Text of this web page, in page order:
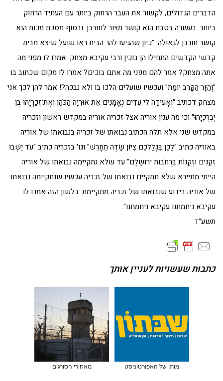
הדברים הגדולים, לקשור את העבר הרחוק ביותר עם העתיד הרחוק
ביותר. בעשרה בטבת הוא קושר מצור לחורבן. ובסוף מסכת מכות הוא
קושר חורבן לגאולה: "כיון שהגיעו להר הבית ראו שועל שיצא מבית
קדשי הקדשים התחילו הן בוכין ורבי עקיבא מצחק. אמרו לו מפני מה
אתה מצחק? אמר להם מפני מה אתם בוכים? אמרו לו מקום שכתוב בו
"וְהַזָּר הַקָּרֵב יוּמָת" ועכשיו שועלים הלכו בו ולא נבכה?! אמר להן לכך אני
מצחק דכתיב "וְאָעִידָה לִּי עֵדִים נֶאֱמָנִים אֵת אוּרִיָּה הַכֹּהֵן וְאֶת־זְכַרְיָהוּ בֶּן
יְבֶרֶכְיָהוּ" וכי מה ענין אוריה אצל זכריה אוריה במקדש ראשון וזכריה
במקדש שני אלא תלה הכתוב נבואתו של זכריה בנבואתו של אוריה
באוריה כתיב "לָכֵן בִּגְלַלְכֶם צִיּוֹן שָׂדֶה תֵחָרֵשׁ" וגו' בזכריה כתיב "עֹד יֵשְׁבוּ
זְקֵנִים וּזְקֵנוֹת בִּרְחֹבוֹת יְרוּשָׁלִָם" עד שלא נתקיימה נבואתו של אוריה
הייתי מתיירא שלא תתקיים נבואתו של זכריה עכשיו שנתקיימה נבואתו
של אוריה בידוע שנבואתו של זכריה מתקיימת. בלשון הזה אמרו לו
עקיבא ניחמתנו עקיבא ניחמתנו".
תשע"ד
כתבות שעשויות לעניין אותך
מותו של האפורטוניסט מאחורי הסורגים